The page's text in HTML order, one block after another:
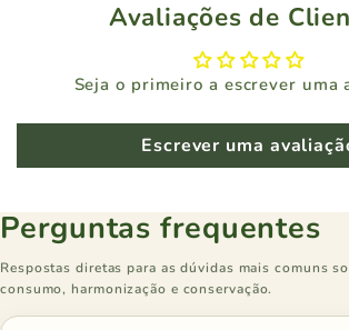
Avaliações de
Seja o primeiro a escrever uma
Escrever uma
Perguntas frequentes
Respostas diretas para as dúvidas mais comuns
consumo, harmonização e conservação.